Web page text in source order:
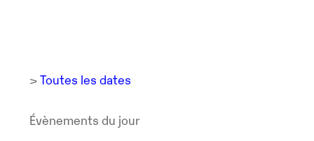
> Toutes les dates
Évènements du jour